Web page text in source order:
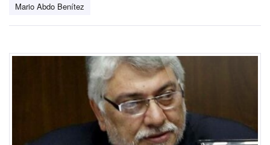
Mario Abdo Benítez